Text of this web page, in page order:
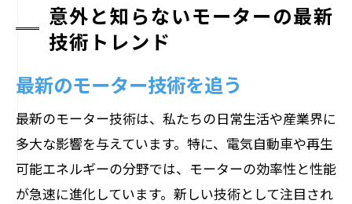
意外と知らないモーターの最新
技術トレンド
最新のモーター技術を追う
最新のモーター技術は、私たちの日常生活や産業界に
多大な影響を与えています。特に、電気自動車や再生
可能エネルギーの分野では、モーターの効率性と性能
が急速に進化しています。新しい技術として注目され